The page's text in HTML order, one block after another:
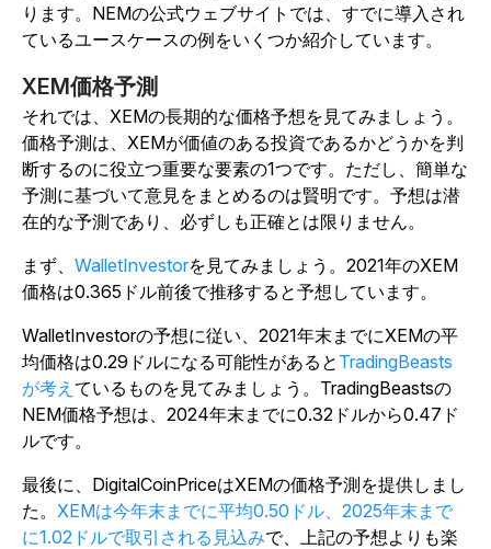
ります。NEMの公式ウェブサイトでは、すでに導入され
ているユースケースの例をいくつか紹介しています。
XEM価格予測
それでは、XEMの長期的な価格予想を見てみましょう。
価格予測は、XEMが価値のある投資であるかどうかを判
断するのに役立つ重要な要素の1つです。ただし、簡単な
予測に基づいて意見をまとめるのは賢明です。予想は潜
在的な予測であり、必ずしも正確とは限りません。
まず、 WalletInvestorを見てみましょう。2021年のXEM
価格は0.365ドル前後で推移すると予想しています。
WalletInvestorの予想に従い、2021年末までにXEMの平
均価格は0.29ドルになる可能性があると TradingBeasts
が考え ているものを見てみましょう。TradingBeastsの
NEM価格予想は、2024年末までに0.32ドルから0.47ド
ルです。
最後に、DigitalCoinPriceはXEMの価格予測を提供しまし
た。 XEMは今年末までに平均0.50ドル、2025年末まで
に1.02ドルで取引される見込みで、上記の予想よりも楽